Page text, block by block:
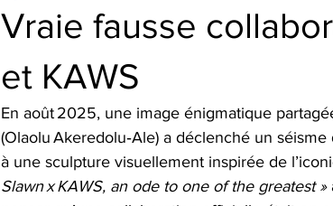
Vraie fausse
et KAWS
En août 2025, une image énigmatique
(Olaolu Akeredolu‑Ale) a déclenché un
à une sculpture visuellement inspirée de
Slawn x KAWS, an ode to one of the greatest »